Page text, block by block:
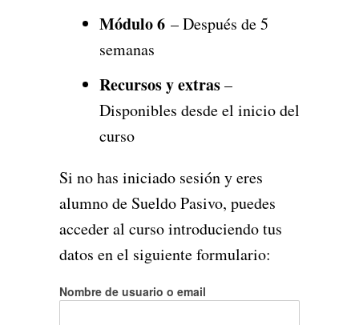
Módulo 6 – Después de 5
semanas
Recursos y extras–
Disponibles desde el inicio del
curso
Si no has iniciado sesión y eres
alumno de Sueldo Pasivo, puedes
acceder al curso introduciendo tus
datos en el siguiente formulario:
Nombre de usuario o email